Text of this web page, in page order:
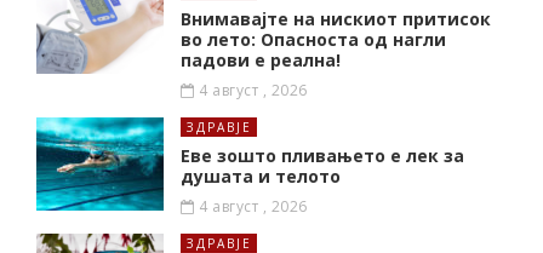
Внимавајте на нискиот притисок
во лето: Опасноста од нагли
падови е реална!
4 август , 2026
ЗДРАВЈЕ
Еве зошто пливањето е лек за
душата и телото
4 август , 2026
ЗДРАВЈЕ